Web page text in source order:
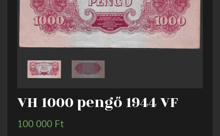
VH 1000 pengő 1944 VF
100 000 Ft